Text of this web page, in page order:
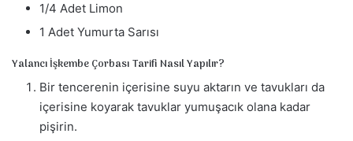
1/4 Adet Limon
1 Adet Yumurta Sarısı
Yalancı İşkembe Çorbası Tarifi Nasıl Yapılır?
Bir tencerenin içerisine suyu aktarın ve tavukları da
içerisine koyarak tavuklar yumuşacık olana kadar
pişirin.